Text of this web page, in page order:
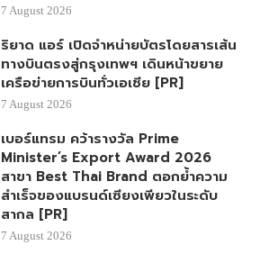
7 August 2026
ริยาด แอร์ เปิดจำหน่ายบัตรโดยสารเส้น
ทางบินตรงสู่กรุงเทพฯ เดินหน้าขยาย
เครือข่ายการบินทั่วเอเชีย [PR]
7 August 2026
เบอร์แทรม คว้ารางวัล Prime
Minister’s Export Award 2026
สาขา Best Thai Brand ตอกย้ำความ
สำเร็จของแบรนด์เซียงเพียวในระดับ
สากล [PR]
7 August 2026